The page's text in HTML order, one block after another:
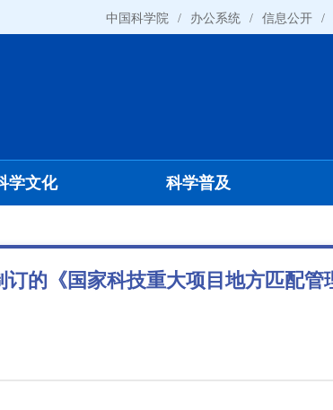
中国科学院 / 办公系统 / 信息公开 /
学文化 科学普及
的《国家科技重大项目地方匹配管